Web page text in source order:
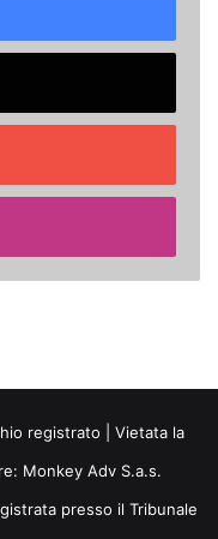
registrato | Vietata la
Monkey Adv S.a.s.
presso il Tribunale